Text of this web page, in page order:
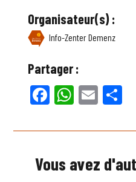
Organisateur(s) :
Info-Zenter Demenz
Partager :
Facebook
WhatsApp
Email
Vous avez